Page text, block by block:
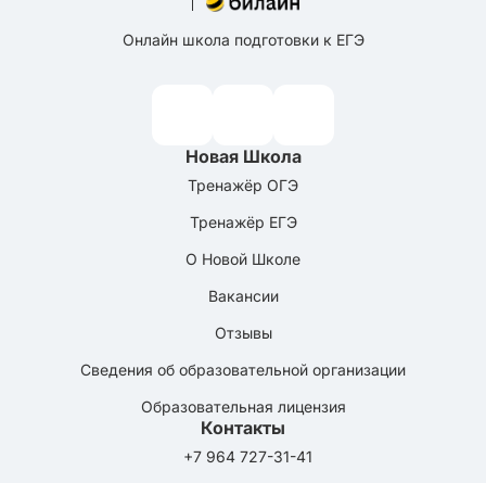
Онлайн школа подготовки к ЕГЭ
Новая Школа
Тренажёр ОГЭ
Тренажёр ЕГЭ
О Новой Школе
Вакансии
Отзывы
Сведения об образовательной организации
Образовательная лицензия
Контакты
+7 964 727-31-41